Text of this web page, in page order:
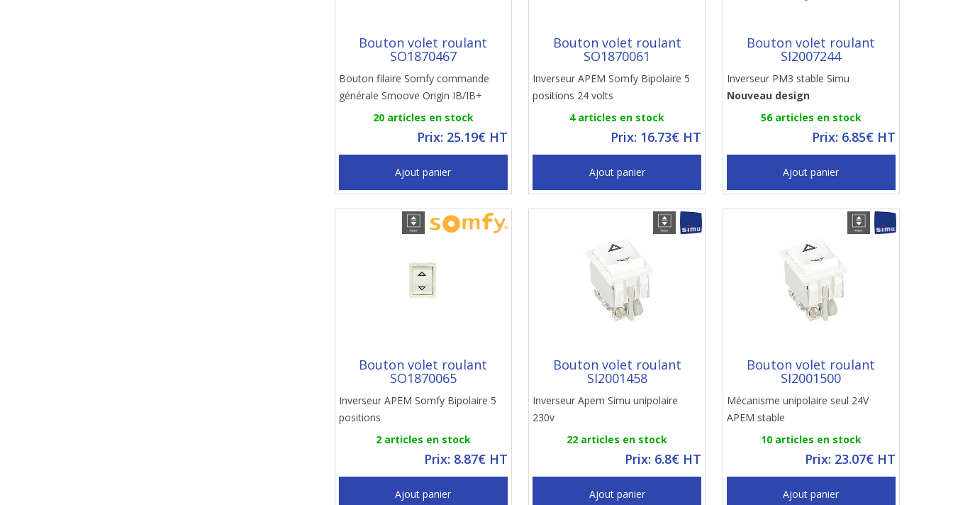
Bouton volet roulant
SO1870467
Bouton filaire Somfy commande
générale Smoove Origin IB/IB+
20 articles en stock
Prix: 25.19€ HT
Ajout panier
Bouton volet roulant
SO1870061
Inverseur APEM Somfy Bipolaire 5
positions 24 volts
4 articles en stock
Prix: 16.73€ HT
Ajout panier
Bouton volet roulant
SI2007244
Inverseur PM3 stable Simu
Nouveau design
56 articles en stock
Prix: 6.85€ HT
Ajout panier
Bouton volet roulant
SO1870065
Inverseur APEM Somfy Bipolaire 5
positions
2 articles en stock
Prix: 8.87€ HT
Ajout panier
Bouton volet roulant
SI2001458
Inverseur Apem Simu unipolaire
230v
22 articles en stock
Prix: 6.8€ HT
Ajout panier
Bouton volet roulant
SI2001500
Mécanisme unipolaire seul 24V
APEM stable
10 articles en stock
Prix: 23.07€ HT
Ajout panier